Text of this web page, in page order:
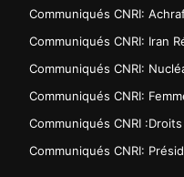
Communiqués CNRI:
Communiqués CNRI: Iran
Communiqués CNRI:
Communiqués CNRI:
Communiqués CNRI
Communiqués CNRI: